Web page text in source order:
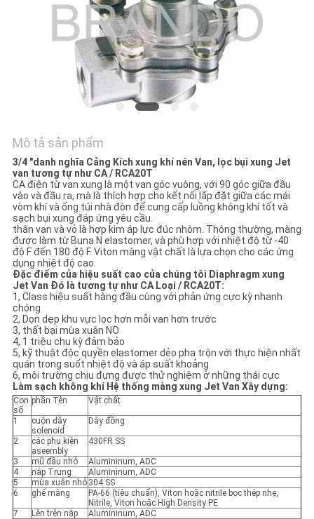
COMPANY
ĐỒ
TRANG
WEB
CHÍNH
SÁCH
BẢO
MẬT
Mô tả sản phẩm
3/4 "danh nghĩa Cảng Kích xung khí nén Van, lọc bụi xung Jet
van tương tự như CA / RCA20T
CA điện từ van xung là một van góc vuông, với 90 góc giữa đầu
vào và đầu ra, mà là thích hợp cho kết nối lắp đặt giữa các mái
vòm khí và ống túi nhà đòn để cung cấp luồng không khí tốt và
sạch bụi xung đáp ứng yêu cầu.
thân van và vỏ là hợp kim áp lực đúc nhôm. Thông thường, màng
được làm từ Buna N elastomer, và phù hợp với nhiệt độ từ -40
độ F đến 180 độ F. Viton màng vật chất là lựa chọn cho các ứng
dụng nhiệt độ cao.
Đặc điểm của hiệu suất cao của chúng tôi Diaphragm xung
Jet Van Đó là tương tự như CA Loại / RCA20T:
1, Class hiệu suất hàng đầu cùng với phản ứng cực kỳ nhanh
chóng
2, Dọn dẹp khu vực lọc hơn mỗi van hơn trước
3, thất bại mùa xuân NO
4, 1 triệu chu kỳ đảm bảo
5, kỹ thuật độc quyền elastomer dẻo pha trộn với thực hiện nhất
quán trong suốt nhiệt độ và áp suất khoảng
6, môi trường chịu đựng được thử nghiệm ở những thái cực
Làm sạch không khí Hệ thống màng xung Jet Van Xây dựng:
Con
số
phần Tên Vật chất
1
cuộn dây
solenoid
Dây đồng
2
các phụ kiện
aseembly
430FR SS
3 mũ đầu nhỏ
Alumininum, ADC
4
nắp Trung
Alumininum, ADC
5
mùa xuân nhỏ 304 SS
6
ghế màng
PA-66 (tiêu chuẩn), Viton hoặc nitrile bọc thép nhẹ,
Nitrile, Viton hoặc High Density PE
7
Lên trên nắp Alumininum, ADC